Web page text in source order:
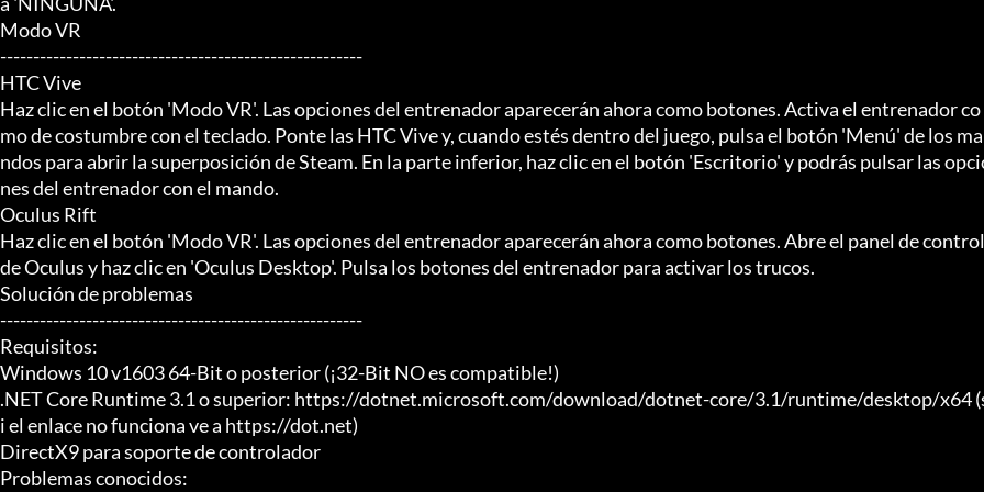
Modo VR
-------------------------------------------------------
HTC Vive
Haz clic en el botón 'Modo VR'. Las opciones del entrenador aparecerán ahora como botones. Activa el entrenador co
mo de costumbre con el teclado. Ponte las HTC Vive y, cuando estés dentro del juego, pulsa el botón 'Menú' de los ma
ndos para abrir la superposición de Steam. En la parte inferior, haz clic en el botón 'Escritorio' y podrás pulsar las
nes del entrenador con el mando.
Oculus Rift
Haz clic en el botón 'Modo VR'. Las opciones del entrenador aparecerán ahora como botones. Abre el panel de control
de Oculus y haz clic en 'Oculus Desktop'. Pulsa los botones del entrenador para activar los trucos.
Solución de problemas
-------------------------------------------------------
Requisitos:
Windows 10 v1603 64-Bit o posterior (¡32-Bit NO es compatible!)
.NET Core Runtime 3.1 o superior: https://dotnet.microsoft.com/download/dotnet-core/3.1/runtime/desktop/x64
i el enlace no funciona ve a https://dot.net)
DirectX9 para soporte de controlador
Problemas conocidos: